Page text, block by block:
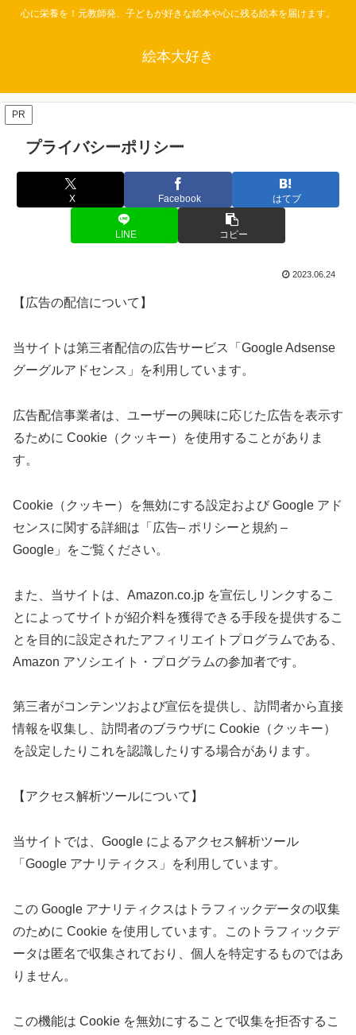
心に栄養を！元教師発、子どもが好きな絵本や心に残る絵本を届けます。
絵本大好き
PR
プライバシーポリシー
X Facebook はてブ
LINE コピー
2023.06.24
【広告の配信について】
当サイトは第三者配信の広告サービス「Google Adsense
グーグルアドセンス」を利用しています。
広告配信事業者は、ユーザーの興味に応じた広告を表示す
るために Cookie（クッキー）を使用することがありま
す。
Cookie（クッキー）を無効にする設定および Google アド
センスに関する詳細は「広告– ポリシーと規約 –
Google」をご覧ください。
また、当サイトは、Amazon.co.jp を宣伝しリンクするこ
とによってサイトが紹介料を獲得できる手段を提供するこ
とを目的に設定されたアフィリエイトプログラムである、
Amazon アソシエイト・プログラムの参加者です。
第三者がコンテンツおよび宣伝を提供し、訪問者から直接
情報を収集し、訪問者のブラウザに Cookie（クッキー）
を設定したりこれを認識したりする場合があります。
【アクセス解析ツールについて】
当サイトでは、Google によるアクセス解析ツール
「Google アナリティクス」を利用しています。
この Google アナリティクスはトラフィックデータの収集
のために Cookie を使用しています。このトラフィックデ
ータは匿名で収集されており、個人を特定するものではあ
りません。
この機能は Cookie を無効にすることで収集を拒否するこ